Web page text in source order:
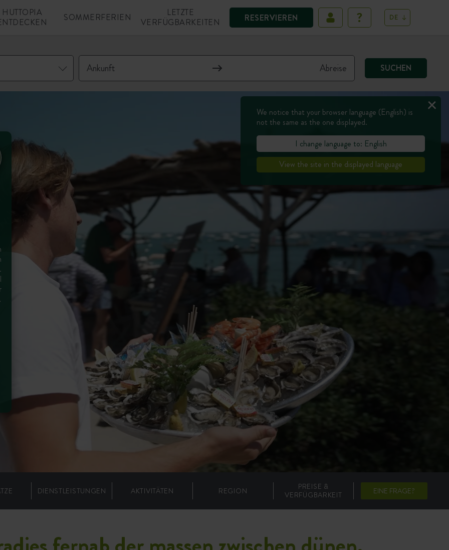
RESERVIEREN
HUTTOPIA
SOMMERFERIEN
LETZTE
VERFÜGBARKEITEN
DE
SUCHEN
DIENSTLEISTUNGEN AKTIVITÄTEN REGION
PREISE &
VERFÜGBARKEIT
EINE FRAGE?
We notice that your browser language (English) is
not the same as the one displayed.
I change language to: English
View the site in the displayed language